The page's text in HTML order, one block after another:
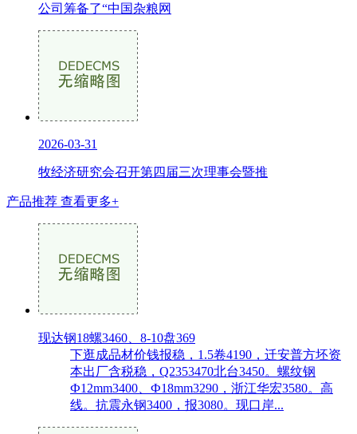
公司筹备了“中国杂粮网
2026-03-31
牧经济研究会召开第四届三次理事会暨推
产品推荐 查看更多+
现达钢18螺3460、8-10盘369
下逛成品材价钱报稳，1.5卷4190，迁安普方坯资
本出厂含税稳，Q2353470北台3450。螺纹钢
Ф12mm3400、Ф18mm3290，浙江华宏3580。高
线。抗震永钢3400，报3080。现口岸...